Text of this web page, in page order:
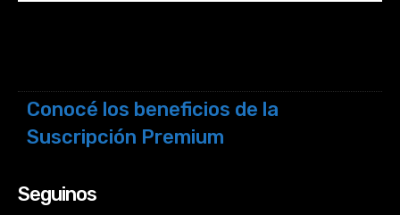
Conocé los beneficios de la
Suscripción Premium
Seguinos